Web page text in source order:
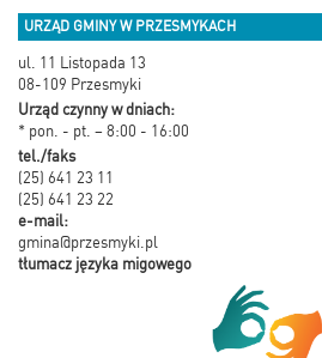
URZĄD GMINY W PRZESMYKACH
ul. 11 Listopada 13
08-109 Przesmyki
Urząd czynny w dniach:
* pon. - pt. – 8:00 - 16:00
tel./faks
(25) 641 23 11
(25) 641 23 22
e-mail:
gmina@przesmyki.pl
tłumacz języka migowego